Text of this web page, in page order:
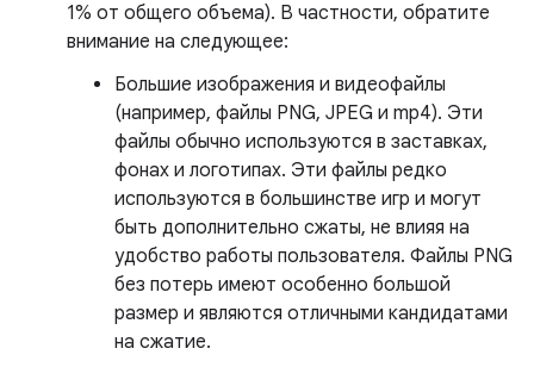
1% от общего объема). В частности, обратите
внимание на следующее:
Большие изображения и видеофайлы
(например, файлы PNG, JPEG и mp4). Эти
файлы обычно используются в заставках,
фонах и логотипах. Эти файлы редко
используются в большинстве игр и могут
быть дополнительно сжаты, не влияя на
удобство работы пользователя. Файлы PNG
без потерь имеют особенно большой
размер и являются отличными кандидатами
на сжатие.